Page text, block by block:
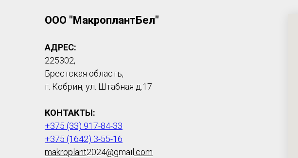
ООО "МакроплантБел"
АДРЕС:
225302,
Брестская область,
г. Кобрин, ул. Штабная д.17
КОНТАКТЫ:
+375 (33) 917-84-33
+375 (1642) 3-55-16
makroplant2024@gmail .com